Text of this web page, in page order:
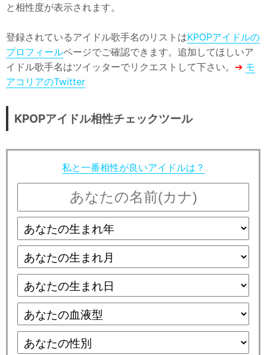
と相性度が表示されます。
登録されているアイドル歌手名のリストはKPOPアイドルの
プロフィールページでご確認できます。追加してほしいア
イドル歌手名はツイッターでリクエストして下さい。 ➔ モ
アコリアのTwitter
KPOPアイドル相性チェックツール
私と一番相性が良いアイドルは？